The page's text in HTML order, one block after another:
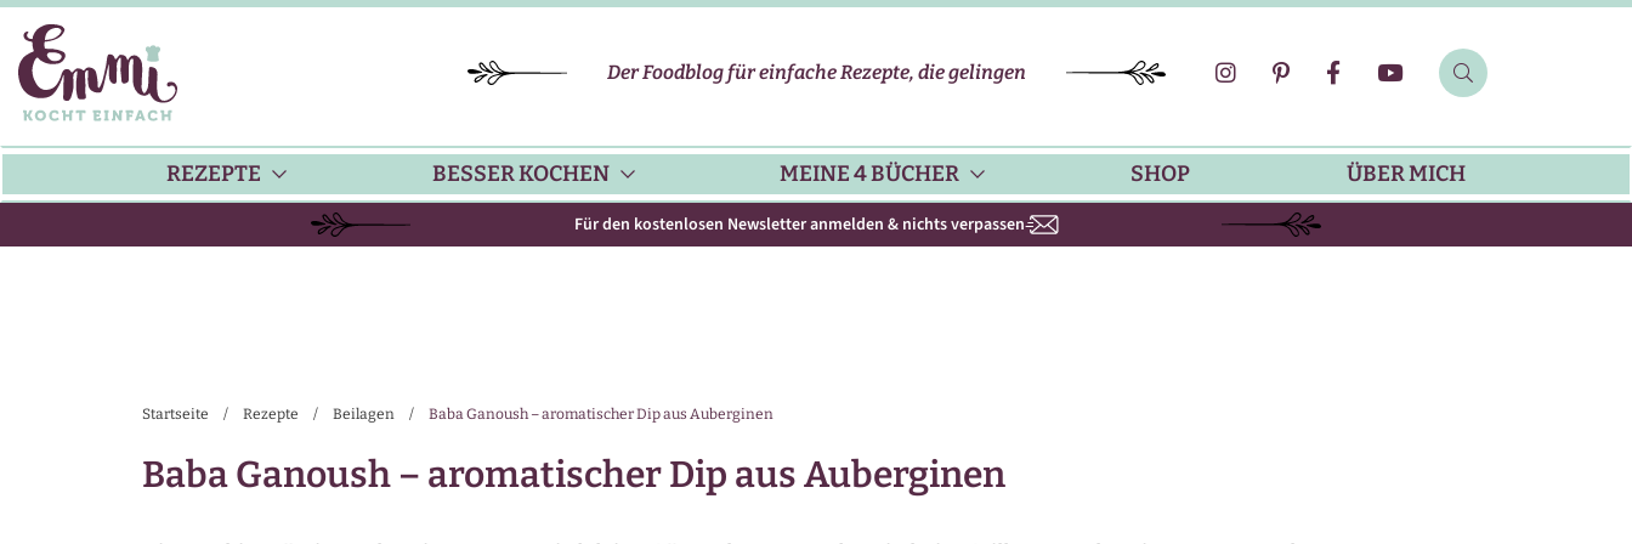
Der Foodblog für einfache Rezepte, die gelingen
REZEPTE
FISCH-REZEPTE
BESSER KOCHEN
SAISONAL & REGIONAL
MEINE 4 BÜCHER
NEUES BACKBUCH
SHOP ÜBER MICH
Für den kostenlosen Newsletter anmelden & nichts verpassen
Startseite / Rezepte / Beilagen / Baba Ganoush – aromatischer Dip aus Auberginen
Baba Ganoush – aromatischer Dip aus Auberginen